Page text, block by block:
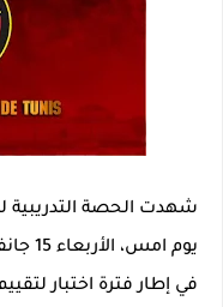
شهدت الحصة التدريبية
في إطار فترة اختبار